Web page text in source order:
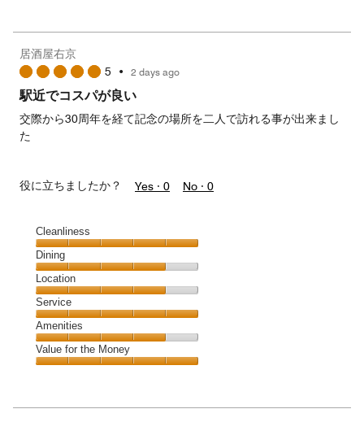
5
5
out
of
5
居酒屋右京
5 • 2 days ago
駅近でコスパが良い
交際から30周年を経て記念の場所を二人で訪れる事が出来まし
た
役に立ちましたか？ Yes · 0 No · 0
Cleanliness
Cleanliness,
5
out
of
5
Dining
Dining,
4
out
of
5
Location
Location,
4
out
of
5
Service
Service,
5
out
Amenities
Amenities,
4
5
Value for the Money